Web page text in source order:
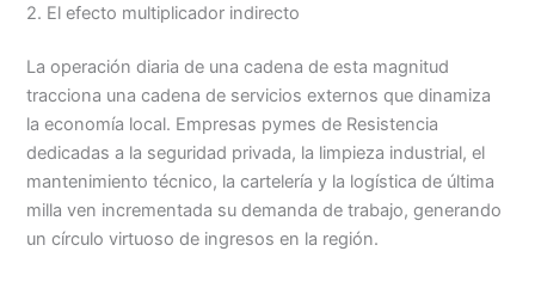
2. El efecto multiplicador indirecto
La operación diaria de una cadena de esta magnitud
tracciona una cadena de servicios externos que dinamiza
la economía local. Empresas pymes de Resistencia
dedicadas a la seguridad privada, la limpieza industrial, el
mantenimiento técnico, la cartelería y la logística de última
milla ven incrementada su demanda de trabajo, generando
un círculo virtuoso de ingresos en la región.